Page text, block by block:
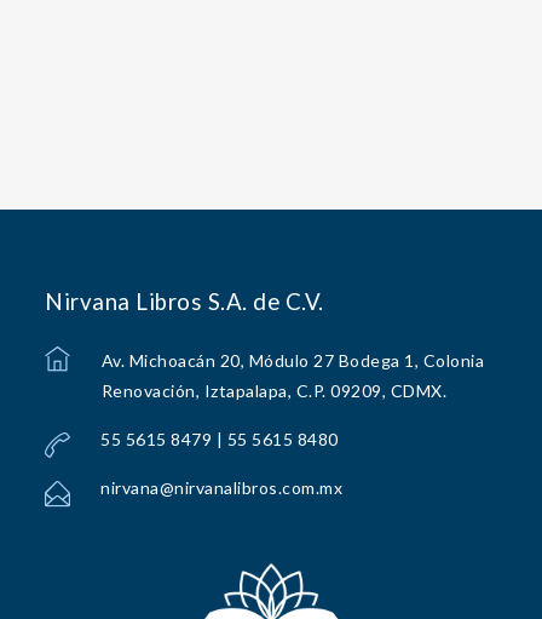
Nirvana Libros S.A. de C.V.
Av. Michoacán 20, Módulo 27 Bodega 1, Colonia
Renovación, Iztapalapa, C.P. 09209, CDMX.
55 5615 8479 | 55 5615 8480
nirvana@nirvanalibros.com.mx